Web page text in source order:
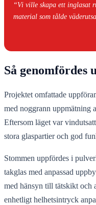
“Vi ville skapa ett inglasat
material som tålde
Så
Projektet omfattade
med noggrann uppmätning
Eftersom läget var
stora glaspartier och god
Stommen uppfördes i
takglas med anpassad
med hänsyn till tätskikt och
enhetligt helhetsintryck